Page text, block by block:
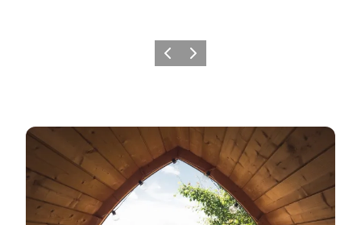
ForrigeNæste